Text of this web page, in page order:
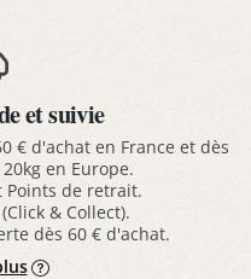
et suivie
€ d'achat en France et dès
en Europe.
Points de retrait.
& Collect).
dès 60 € d'achat.